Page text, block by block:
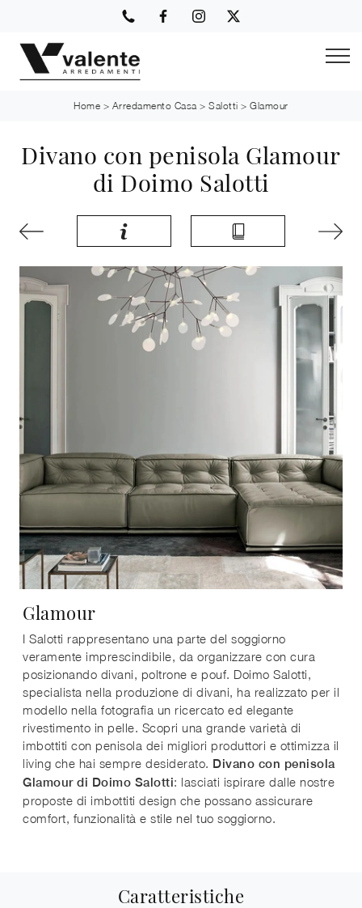
Home > Arredamento Casa >Salotti >Glamour
Divano con penisola Glamour
di Doimo Salotti
Glamour
I Salotti rappresentano una parte del soggiorno
veramente imprescindibile, da organizzare con cura
posizionando divani, poltrone e pouf. Doimo Salotti,
specialista nella produzione di divani, ha realizzato per il
modello nella fotografia un ricercato ed elegante
rivestimento in pelle. Scopri una grande varietà di
imbottiti con penisola dei migliori produttori e ottimizza il
living che hai sempre desiderato. Divano con penisola
Glamour di Doimo Salotti: lasciati ispirare dalle nostre
proposte di imbottiti design che possano assicurare
comfort, funzionalità e stile nel tuo soggiorno.
Caratteristiche